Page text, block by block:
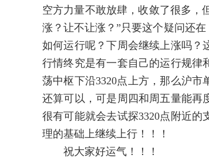
空方力量不敢放肆，收敛了很多，
涨？让不让涨？”只要这个疑问还
如何运行呢？下周会继续上涨吗？
行情终究是有一套自己的运行规律
荡中枢下沿3320点上方，那么沪市
还算可以，可是周四和周五量能再
很有可能就会去试探3320点附近
理的基础上继续上行！！！
祝大家好运气！！！